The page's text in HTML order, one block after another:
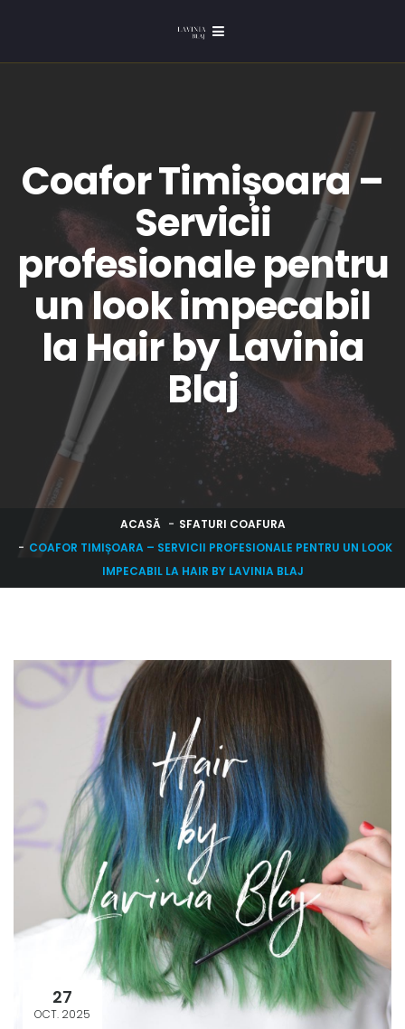
Coafor Timișoara –
Servicii
profesionale pentru
un look impecabil
la Hair by Lavinia
Blaj
ACASĂ
SFATURI COAFURA
COAFOR TIMIȘOARA – SERVICII PROFESIONALE PENTRU UN LOOK
IMPECABIL LA HAIR BY LAVINIA BLAJ
27
OCT. 2025